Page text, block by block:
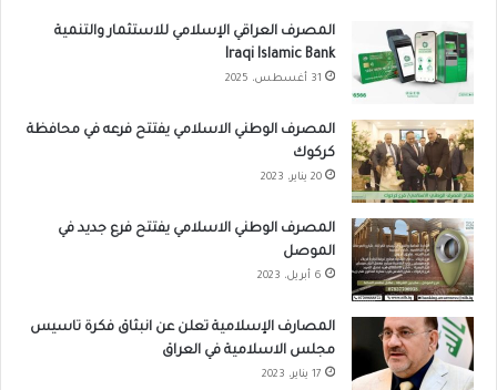
المصرف العراقي الإسلامي للاستثمار والتنمية
Iraqi Islamic Bank
31 أغسطس، 2025
المصرف الوطني الاسلامي يفتتح فرعه في محافظة
كركوك
20 يناير، 2023
المصرف الوطني الاسلامي يفتتح فرع جديد في
الموصل
6 أبريل، 2023
المصارف الإسلامية تعلن عن انبثاق فكرة تاسيس
مجلس الاسلامية في العراق
17 يناير، 2023